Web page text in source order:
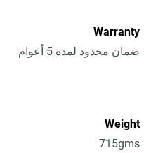
Warranty
ضمان محدود لمدة 5 أعوام
Weight
715gms